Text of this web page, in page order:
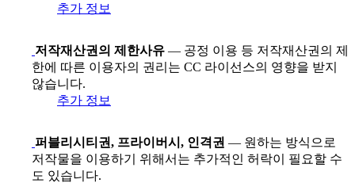
추가 정보
저작재산권의 제한사유 — 공정 이용 등 저작재산권의 제
한에 따른 이용자의 권리는 CC 라이선스의 영향을 받지
않습니다.
추가 정보
퍼블리시티권, 프라이버시, 인격권 — 원하는 방식으로
저작물을 이용하기 위해서는 추가적인 허락이 필요할 수
도 있습니다.